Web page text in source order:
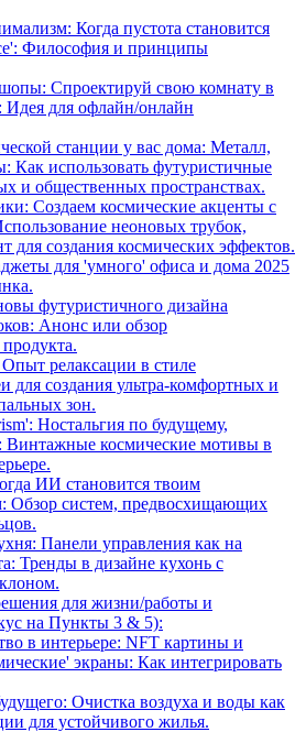
Когда пустота становится
Философия и принципы
Спроектируй свою комнату в
Идея для офлайн/онлайн
станции у вас дома: Металл,
Как использовать футуристичные
и общественных пространствах.
Создаем космические акценты с
неоновых трубок,
для создания космических эффектов.
для 'умного' офиса и дома 2025
футуристичного дизайна
Анонс или обзор
продукта.
релаксации в стиле
для создания ультра-комфортных и
зон.
Ностальгия по будущему,
Винтажные космические мотивы в
ИИ становится твоим
Обзор систем, предвосхищающих
Панели управления как на
Тренды в дизайне кухонь с
для жизни/работы и
на Пункты 3 & 5):
в интерьере: NFT картины и
экраны: Как интегрировать
Очистка воздуха и воды как
для устойчивого жилья.